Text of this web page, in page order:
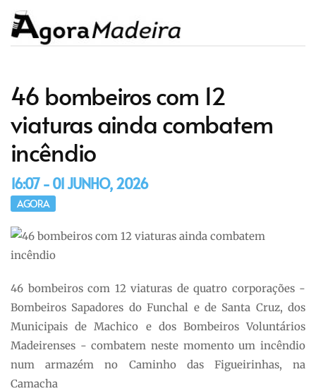
46 bombeiros com 12
viaturas ainda combatem
incêndio
16:07 - 01 JUNHO, 2026
AGORA
46 bombeiros com 12 viaturas de quatro corporações -
Bombeiros Sapadores do Funchal e de Santa Cruz, dos
Municipais de Machico e dos Bombeiros Voluntários
Madeirenses - combatem neste momento um incêndio
num armazém no Caminho das Figueirinhas, na
Camacha